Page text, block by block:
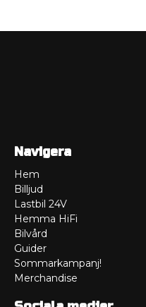
Navigera
Hem
Billjud
Lastbil 24V
Hemma HiFi
Bilvård
Guider
Sommarkampanj!
Merchandise